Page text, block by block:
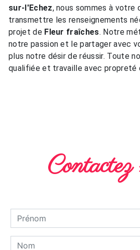
sur-l'Echez, nous sommes à votre
transmettre les renseignements
projet de Fleur fraîches. Notre
notre passion et le partager avec
plus notre désir de réussir. Toute
qualifiée et travaille avec propreté
Contactez